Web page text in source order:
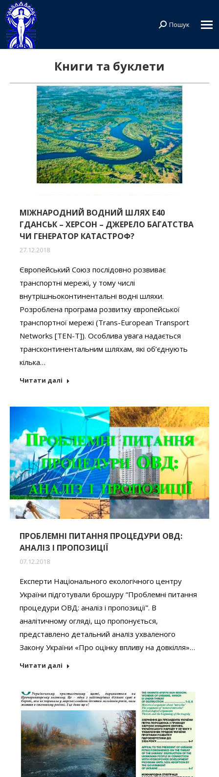
Search:
Пошук
Книги та буклети
МІЖНАРОДНИЙ ВОДНИЙ ШЛЯХ Е40
ГДАНСЬК – ХЕРСОН – ДЖЕРЕЛО БАГАТСТВА
ЧИ ГЕНЕРАТОР КАТАСТРОФ?
27.12.2018
Європейський Союз послідовно розвиває
транспортні мережі, у тому числі
внутрішньоконтинентальні водні шляхи.
Розроблена програма розвитку європейської
транспортної мережі (Trans-European Transport
Networks [TEN-T]). Особлива увага надається
трансконтинентальним шляхам, які об’єднують
кілька…
Читати далі
ПРОБЛЕМНІ ПИТАННЯ ПРОЦЕДУРИ ОВД:
АНАЛІЗ І ПРОПОЗИЦІЇ
07.12.2018
Експерти Національного екологічного центру
України підготували брошуру “Проблемні питання
процедури ОВД: аналіз і пропозиції”. В
аналітичному огляді, що пропонується,
представлено детальний аналіз ухваленого
Закону України «Про оцінку впливу на довкілля»…
Читати далі